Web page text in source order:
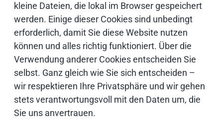
kleine Dateien, die lokal im Browser gespeichert
werden. Einige dieser Cookies sind unbedingt
erforderlich, damit Sie diese Website nutzen
können und alles richtig funktioniert. Über die
Verwendung anderer Cookies entscheiden Sie
selbst. Ganz gleich wie Sie sich entscheiden –
wir respektieren Ihre Privatsphäre und wir gehen
stets verantwortungsvoll mit den Daten um, die
Sie uns anvertrauen.
IT Sicherheit
Onlinezugangsgesetz
Cloud
Netze